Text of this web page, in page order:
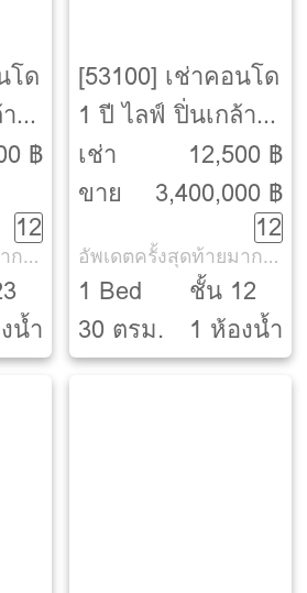
โด
฿
12
อัพเดตครั้งสุดท้ายมากกว่า 30 วัน
น้ำ
[53100] เช่าคอนโด
1 ปี ไลฟ์ ปิ่นเกล้า
[Life Pinklao]
เช่า
12,500 ฿
ขาย
3,400,000 ฿
12
อัพเดตครั้งสุดท้ายมากกว่า 30 วัน
1 Bed
30 ตรม.
ชั้น 12
1 ห้องน้ำ